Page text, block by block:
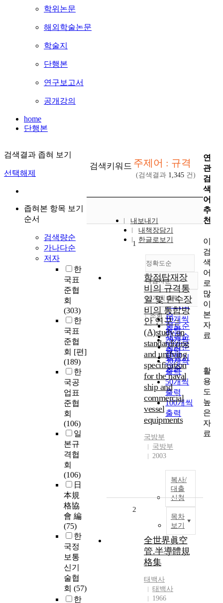
학위논문
해외학술논문
학술지
단행본
연구보고서
공개강의
home
단행본
검색결과 좁혀 보기
선택해제
좁혀본 항목 보기
순서
검색량순
가나다순
저자
한
국표
준협
회
(303)
한
국표
준협
회 [편]
(189)
한
국공
업표
준협
회
(106)
일
본규
격협
회
(106)
日
本規
格協
會 編
(75)
한
국정
보통
신기
술협
회 (57)
한
검색키워드 주제어 : 규격
(검색결과 1,345 건)
내보내기
내책장담기
한글로보기
정확도순
정확도
순
인기도
순
연도순
제목순
저자순
발행기
관순
내림차순
내림차순
10개씩 출력
10개씩
출력
20개씩
출력
30개씩
출력
50개씩
출력
100개씩
출력
조회
1
함정탑재장
비의 규격통
일 및 민수장
비의 통합방
안 연구 =
(A)study on
standardizing
and unifying
specification
for the naval
ship and
commercial
vessel
equipments
국방부
국방부
2003
복사/
대출
신청
목차
보기
2
全世界眞空
管.半導體規
格集
태백사
태백사
1966
연
관
검
색
어
추
천
이
검
색
어
로
많
이
본
자
료
활
용
도
높
은
자
료